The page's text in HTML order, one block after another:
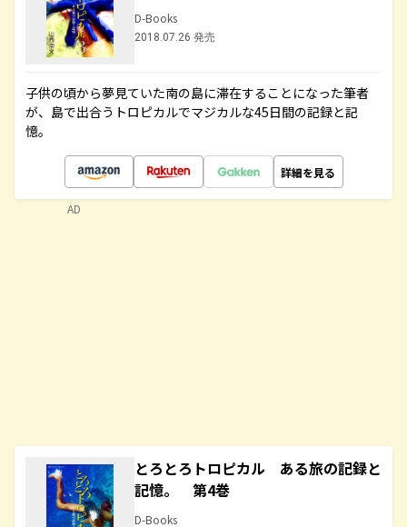
D-Books
2018.07.26 発売
子供の頃から夢見ていた南の島に滞在することになった筆者
が、島で出合うトロピカルでマジカルな45日間の記録と記
憶。
詳細を見る
とろとろトロピカル ある旅の記録と
記憶。 第4巻
D-Books
AD